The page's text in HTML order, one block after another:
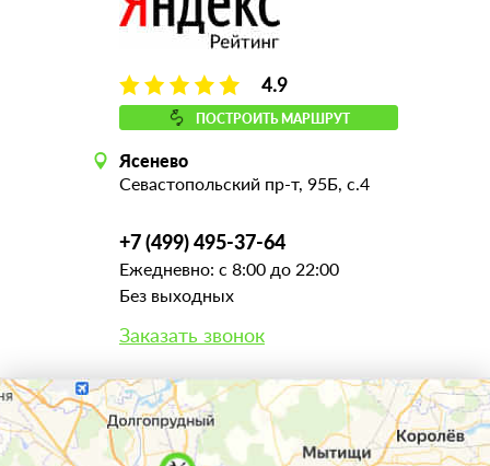
4.9
ПОСТРОИТЬ МАРШРУТ
Ясенево
Севастопольский пр-т, 95Б, с.4
+7 (499) 495-37-64
Ежедневно: с 8:00 до 22:00
Без выходных
Заказать звонок